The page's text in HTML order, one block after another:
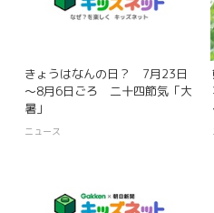
きょうはなんの日？ 7月23日
～8月6日ごろ 二十四節気「大
暑」
ニュース